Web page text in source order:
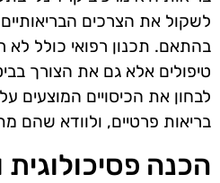
לשקול את הצרכים הבריאותיים
בהתאם. תכנון רפואי כולל
טיפולים אלא גם את הצורך
לבחון את הכיסויים המוצעים
בריאות פרטיים, ולוודא שהם
הכנה פסיכולוגית